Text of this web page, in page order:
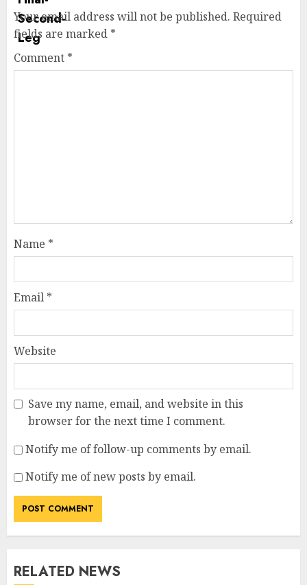
Your email address will not be published. Required
fields are marked *
Comment *
Name *
Email *
Website
Save my name, email, and website in this
browser for the next time I comment.
Notify me of follow-up comments by email.
Notify me of new posts by email.
RELATED NEWS